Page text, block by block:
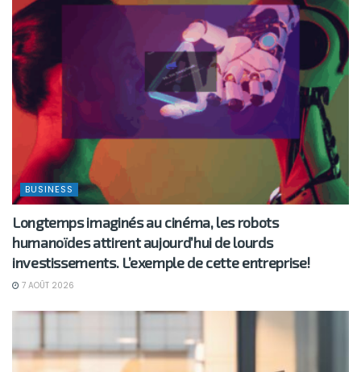
BUSINESS
Longtemps imaginés au cinéma, les robots
humanoïdes attirent aujourd’hui de lourds
investissements. L’exemple de cette entreprise!
7 AOÛT 2026